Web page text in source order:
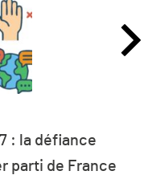
: la défiance
parti de France